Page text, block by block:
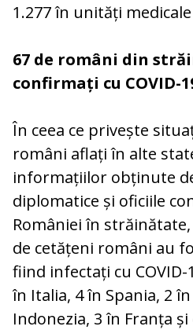
1.277 în unități
67 de români din
confirmați cu COVID-
În ceea ce privește
români aflați în alte
informațiilor obținute
diplomatice și oficiile
României în
de cetățeni români au
fiind infectați cu
în Italia, 4 în Spania, 2
Indonezia, 3 în Franța